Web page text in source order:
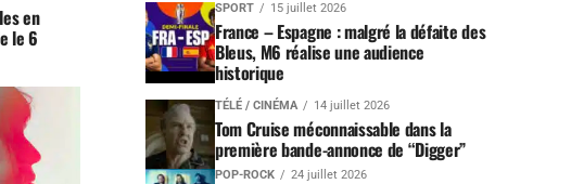
en
le 6
SPORT 15 juillet 2026
France – Espagne : malgré la défaite des
Bleus, M6 réalise une audience
historique
TÉLÉ / CINÉMA 14 juillet 2026
Tom Cruise méconnaissable dans la
première bande-annonce de “Digger”
POP-ROCK 24 juillet 2026